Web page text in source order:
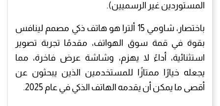
المستوردين غير الرسميين).
باختصار، شاومي 15 ألترا هو هاتف ذكي مصمم لينافس
بقوة في قمة سوق الهواتف، مقدمًا تجربة تصوير
استثنائية، أداءً لا يهزم، وشاشة عرض فاخرة، مما
يجعله خيارًا ممتازًا للمستخدمين الذين يبحثون عن
أقصى ما يمكن أن يقدمه الهاتف الذكي في عام 2025.